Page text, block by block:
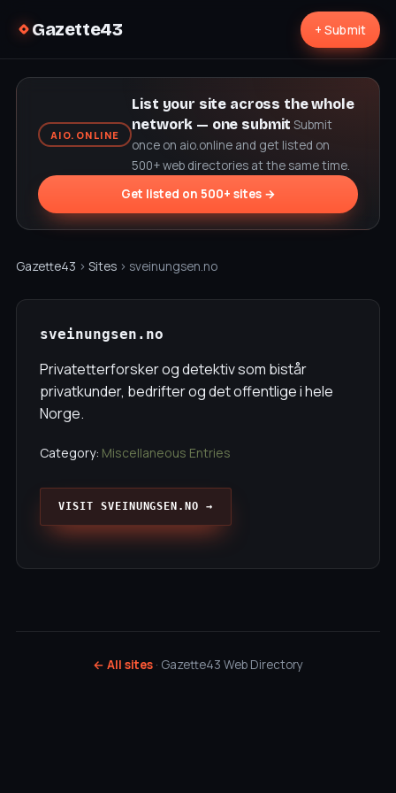
Gazette43 + Submit
AIO.ONLINE
List your site across the whole
network — one submit Submit
once on aio.online and get listed on
500+ web directories at the same time.
Get listed on 500+ sites →
Gazette43 › Sites › sveinungsen.no
sveinungsen.no
Privatetterforsker og detektiv som bistår
privatkunder, bedrifter og det offentlige i hele
Norge.
Category: Miscellaneous Entries
VISIT SVEINUNGSEN.NO →
← All sites · Gazette43 Web Directory